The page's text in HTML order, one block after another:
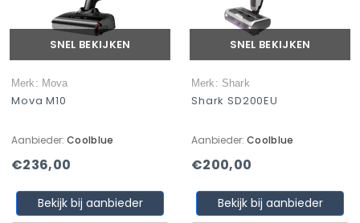
SNEL BEKIJKEN
Merk: Mova
Mova M10
Aanbieder: Coolblue
€236,00
Bekijk bij aanbieder
SNEL BEKIJKEN
Merk: Shark
Shark SD200EU
Aanbieder: Coolblue
€200,00
Bekijk bij aanbieder